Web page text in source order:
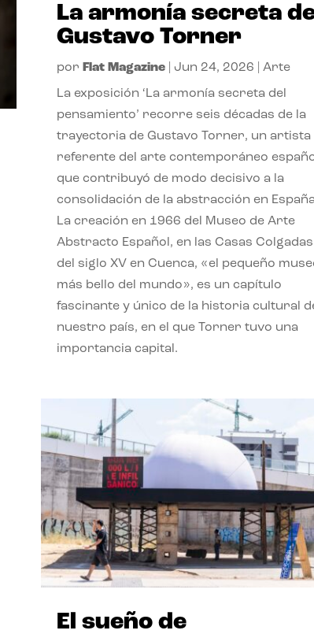
La armonía secreta
Gustavo Torner
por Flat Magazine| Jun 24, 2026 Arte
La exposición ‘La armonía secreta del
pensamiento’ recorre seis décadas de la
trayectoria de Gustavo Torner, un artista
referente del arte contemporáneo
que contribuyó de modo decisivo a la
consolidación de la abstracción en
La creación en 1966 del Museo de Arte
Abstracto Español, en las Casas Colgadas
del siglo XV en Cuenca, «el pequeño
más bello del mundo», es un capítulo
fascinante y único de la historia cultural
nuestro país, en el que Torner tuvo una
importancia capital.
El sueño de